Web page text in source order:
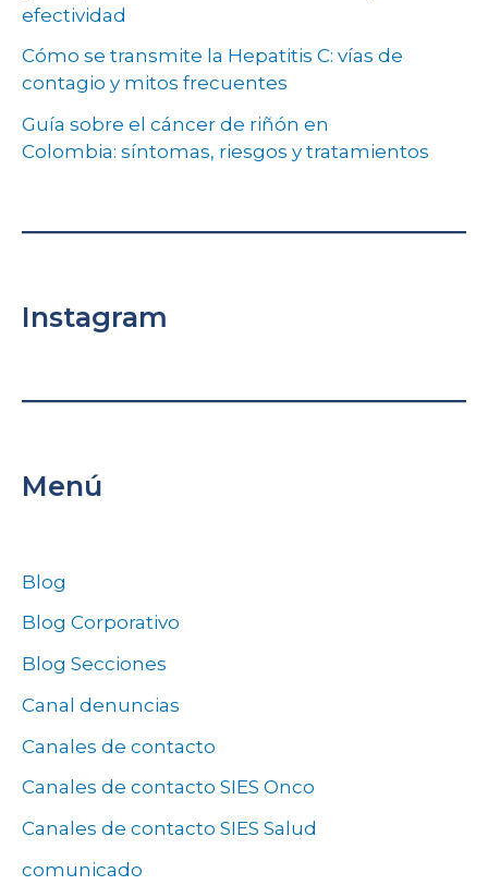
efectividad
Cómo se transmite la Hepatitis C: vías de
contagio y mitos frecuentes
Guía sobre el cáncer de riñón en
Colombia: síntomas, riesgos y tratamientos
Instagram
Menú
Blog
Blog Corporativo
Blog Secciones
Canal denuncias
Canales de contacto
Canales de contacto SIES Onco
Canales de contacto SIES Salud
comunicado